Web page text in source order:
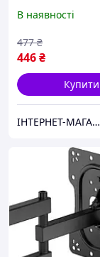
В наявності
446₴
477 ₴
Купити
ІНТЕРНЕТ-МАГАЗИН "Доставлено "